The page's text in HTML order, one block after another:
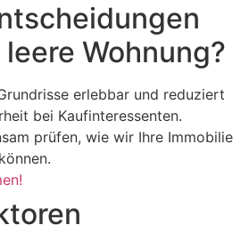
Wohnung?
erlebbar und reduziert
bei Kaufinteressenten.
prüfen, wie wir Ihre Immobilie